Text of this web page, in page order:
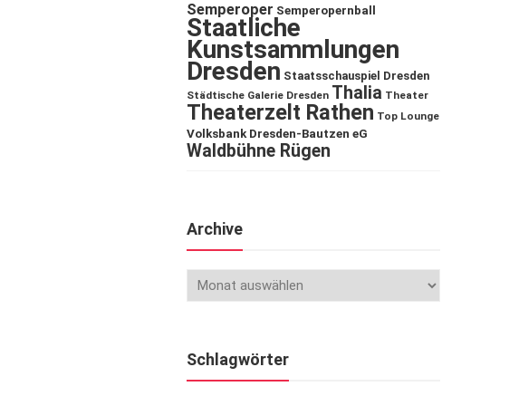
Semperoper Semperopernball
Staatliche
Kunstsammlungen
Dresden Staatsschauspiel Dresden
Städtische Galerie Dresden Thalia Theater
Theaterzelt Rathen Top Lounge
Volksbank Dresden-Bautzen eG
Waldbühne Rügen
Archive
Schlagwörter